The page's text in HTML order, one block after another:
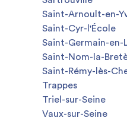
Saint-Arnoult-en-
Saint-Cyr-l'École
Saint-Germain-en-
Saint-Nom-la-
Saint-Rémy-lès-
Trappes
Triel-sur-Seine
Vaux-sur-Seine